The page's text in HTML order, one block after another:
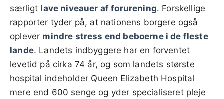
særligt lave niveauer af forurening. Forskellige
rapporter tyder på, at nationens borgere også
oplever mindre stress end beboerne i de fleste
lande. Landets indbyggere har en forventet
levetid på cirka 74 år, og som landets største
hospital indeholder Queen Elizabeth Hospital
mere end 600 senge og yder specialiseret pleje